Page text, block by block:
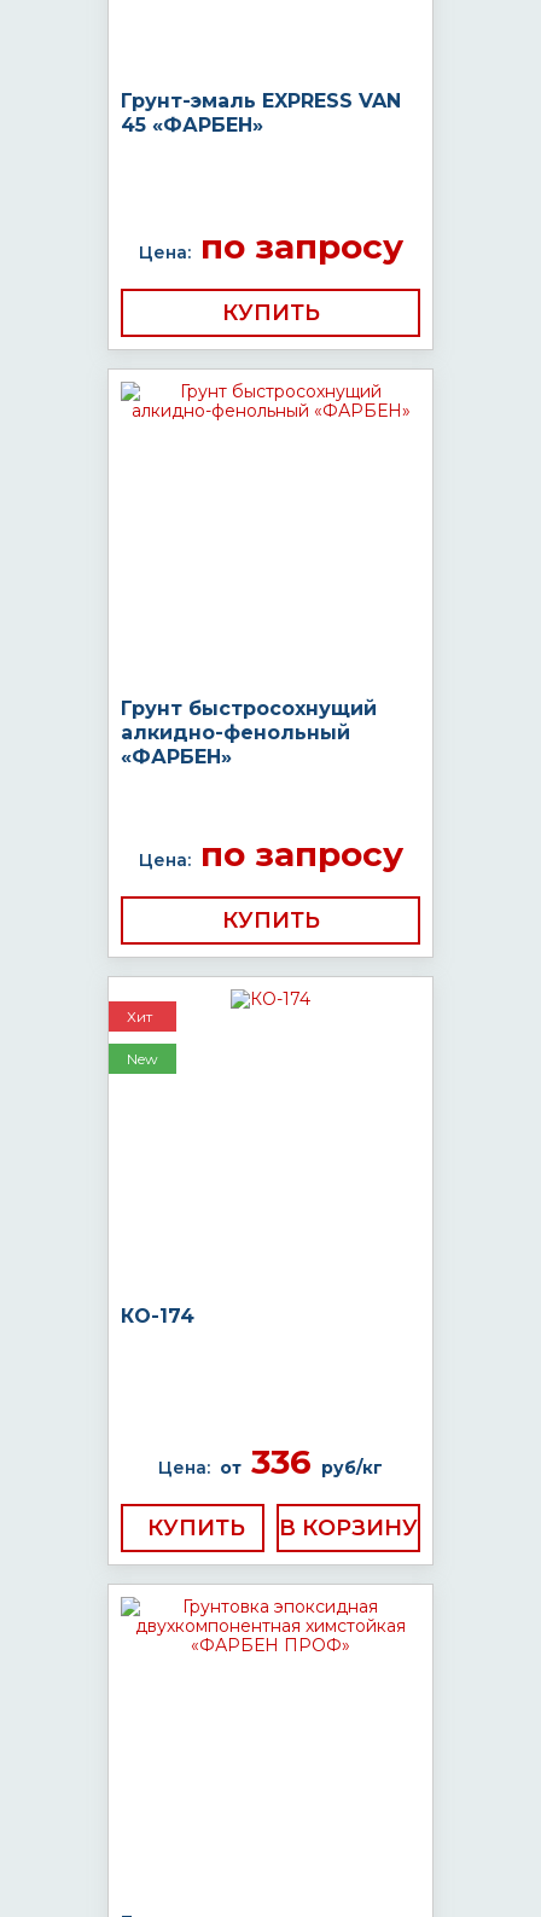
Грунт-эмаль EXPRESS VAN
45 «ФАРБЕН»
Цена:по запросу
КУПИТЬ
Грунт быстросохнущий
алкидно-фенольный
«ФАРБЕН»
Цена:по запросу
КУПИТЬ
Хит
New
КО-174
Цена: от 336 руб/кг
КУПИТЬ